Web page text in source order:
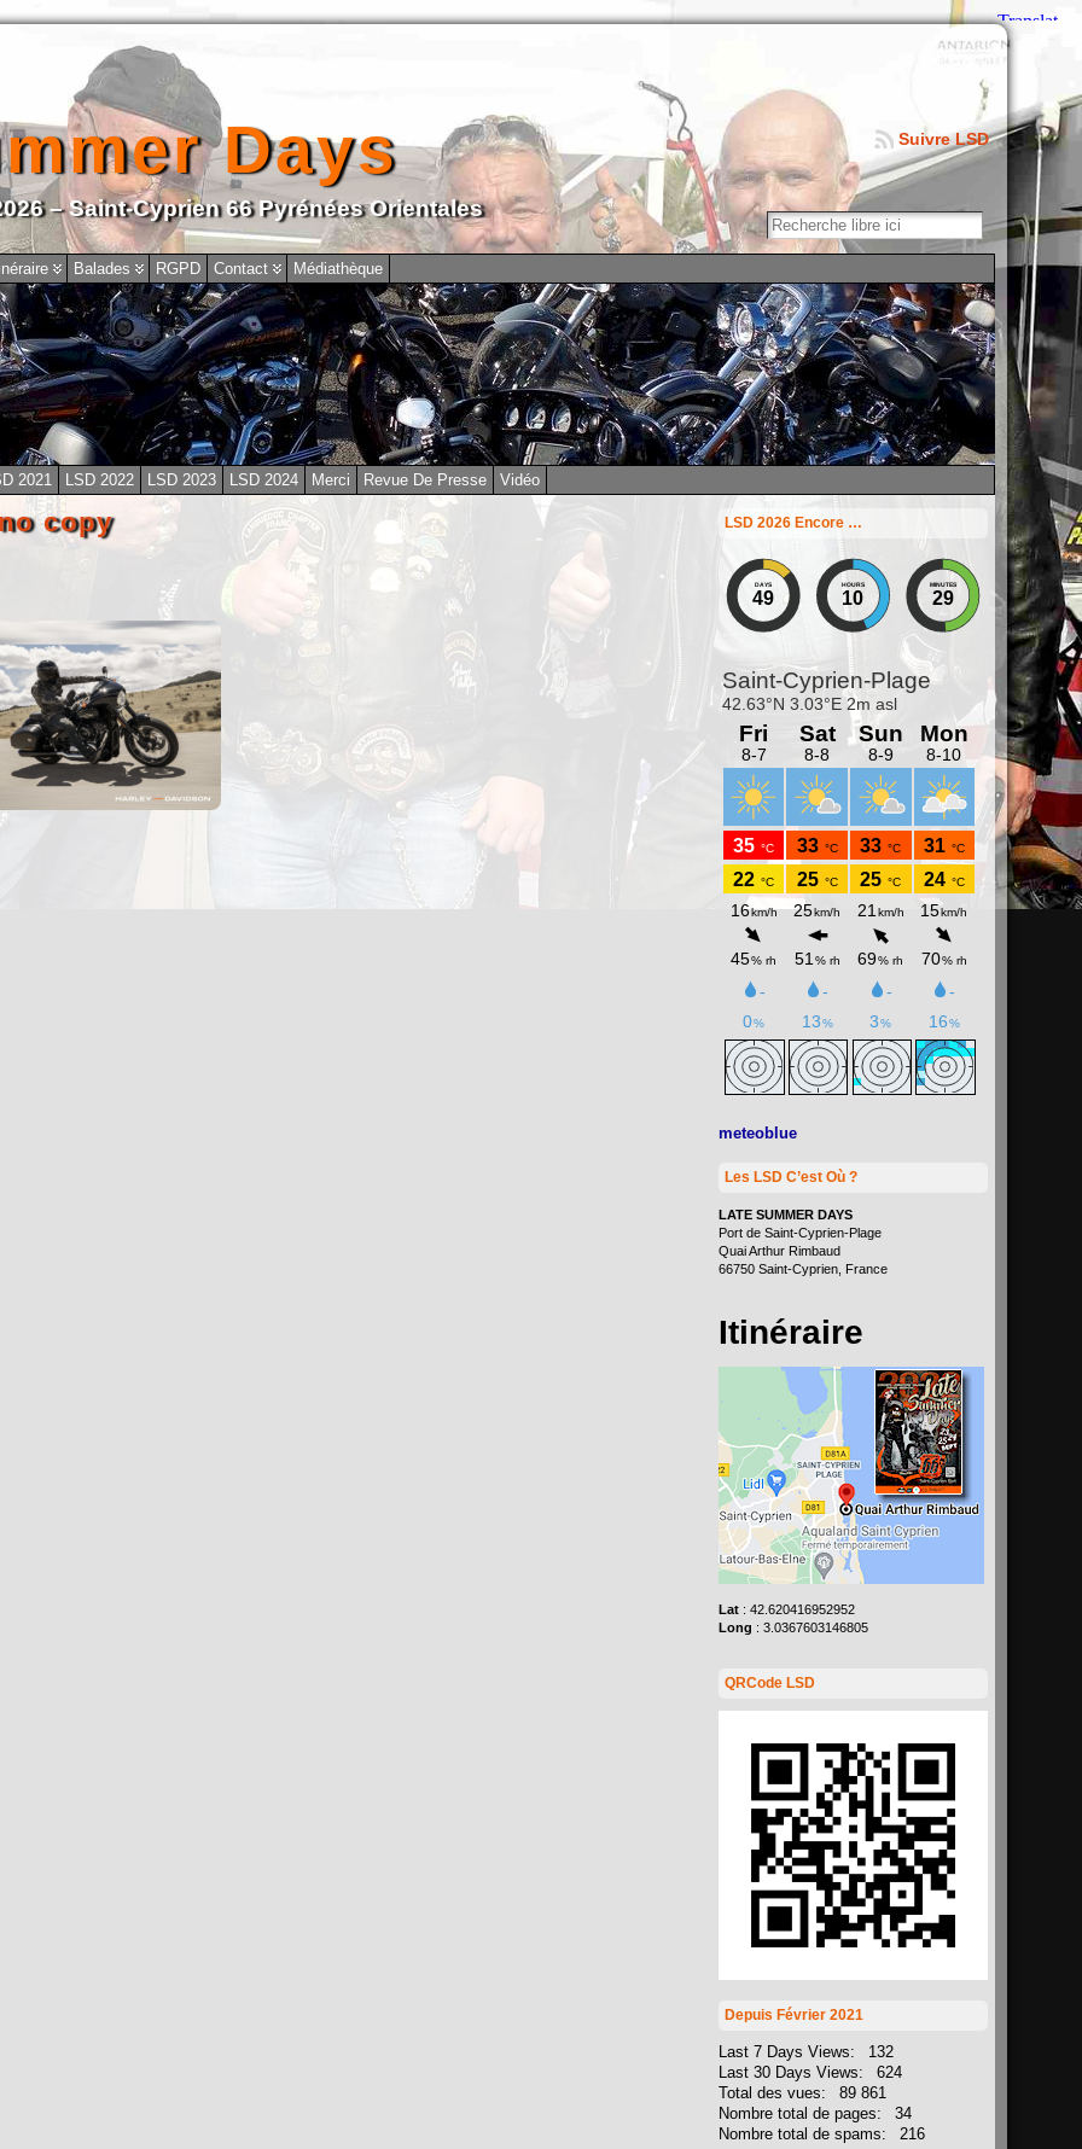
Days
– Saint-Cyprien 66 Pyrénées Orientales
Suivre LSD
Balades RGPD Contact Médiathèque
2021 LSD 2022 LSD 2023 LSD 2024 Merci Revue De Presse Vidéo
copy LSD 2026 Encore …
DAYS
49
HOURS
10
MINUTES
29
meteoblue
Les LSD C’est Où ?
LATE SUMMER DAYS
Port de Saint-Cyprien-Plage
Quai Arthur Rimbaud
66750 Saint-Cyprien, France
Itinéraire
Lat : 42.620416952952
Long : 3.0367603146805
QRCode LSD
Depuis Février 2021
Last 7 Days Views:
132
Last 30 Days Views:
624
Total des vues:
89 861
Nombre total de pages:
34
Nombre total de spams:
216